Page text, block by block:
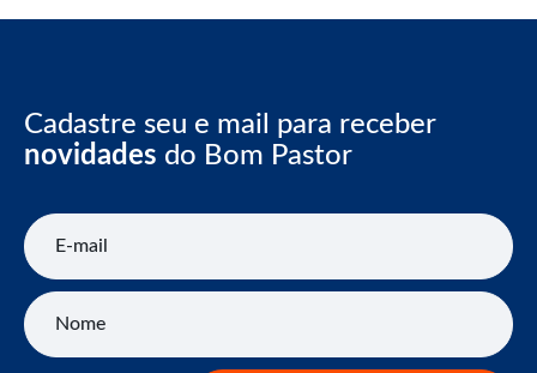
Cadastre seu e mail para receber
novidades do Bom Pastor
E-mail
Nome